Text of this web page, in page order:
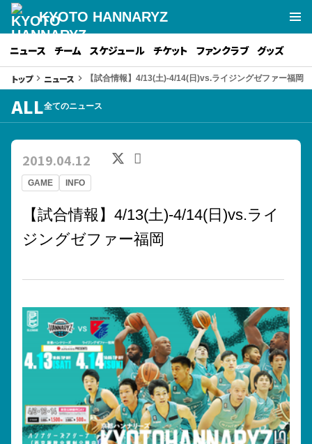
KYOTO HANNARYZ
ニュース チーム スケジュール チケット ファンクラブ グッズ
トップkeyboard_arrow_right ニュース keyboard_arrow_right 【試合情報】4/13(土)-4/14(日)vs.ライジングゼファー福岡
ALL全てのニュース
GAME INFO
2019.04.12
【試合情報】4/13(土)-4/14(日)vs.ライ
ジングゼファー福岡